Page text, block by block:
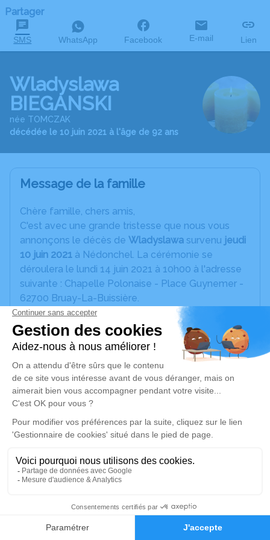
Faire-part Hommages
Partager
SMS WhatsApp Facebook E-mail Lien
Wladyslawa
BIEGANSKI
née TOMCZAK
décédée le 10 juin 2021 à l'âge de 92 ans
Message de la famille
Chère famille, chers amis,
C'est avec une grande tristesse que nous vous
annonçons le décès de Wladyslawa survenu jeudi
10 juin 2021 à Nédonchel. La cérémonie se
déroulera le lundi 14 juin 2021 à 10h00 à l'adresse
suivante : Chapelle Polonaise - Place Guynemer -
62700 Bruay-La-Buissière.
Un service de plantation d’arbre hommage est
disponible ici .
Je rends hommage
lundi 14 juin 2021 à 10h00
Chapelle Polonaise de Bruay-la-Buissière
Place Guynemer
62700 Bruay-la-Buissière
Je rends hommage
Déroulé des obsèques